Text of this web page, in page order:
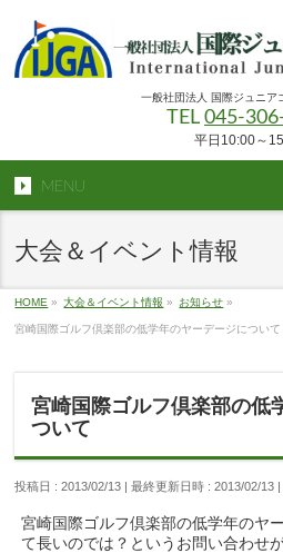
一般社団法人 国際ジュニア
TEL 045-
平日10:00～
MENU
大会＆イベント情報
HOME » 大会＆イベント情報 » お知らせ »
宮崎国際ゴルフ倶楽部の低学年のヤーデージについて
宮崎国際ゴルフ倶楽部の低
ついて
投稿日 : 2013/02/13 最終更新日時 : 2013/02/13
宮崎国際ゴルフ倶楽部の低学年のヤ
て長いのでは？というお問い合わせ